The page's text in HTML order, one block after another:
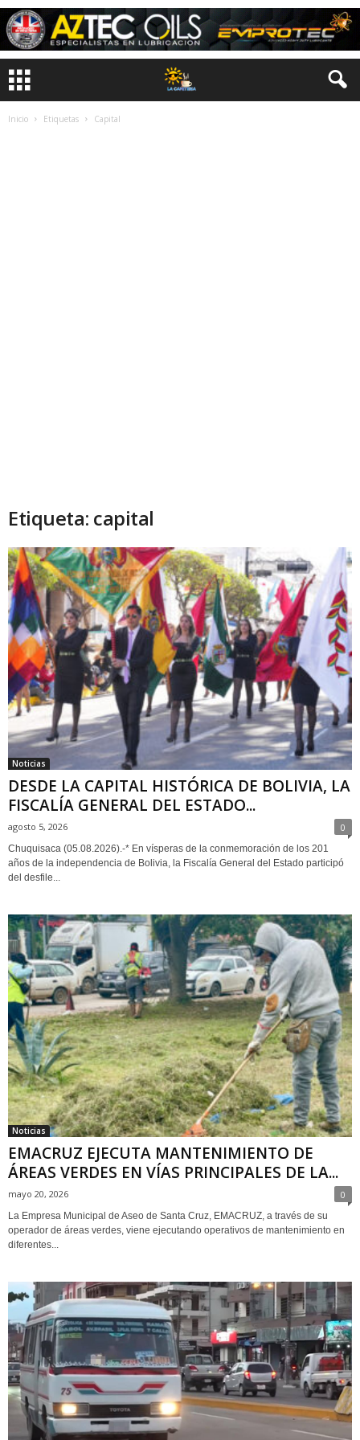
Inicio Etiquetas Capital
Etiqueta: capital
Noticias
DESDE LA CAPITAL HISTÓRICA DE BOLIVIA, LA
FISCALÍA GENERAL DEL ESTADO...
agosto 5, 2026 0
Chuquisaca (05.08.2026).-* En vísperas de la conmemoración de los 201
años de la independencia de Bolivia, la Fiscalía General del Estado participó
del desfile...
Noticias
EMACRUZ EJECUTA MANTENIMIENTO DE
ÁREAS VERDES EN VÍAS PRINCIPALES DE LA...
mayo 20, 2026 0
La Empresa Municipal de Aseo de Santa Cruz, EMACRUZ, a través de su
operador de áreas verdes, viene ejecutando operativos de mantenimiento en
diferentes...